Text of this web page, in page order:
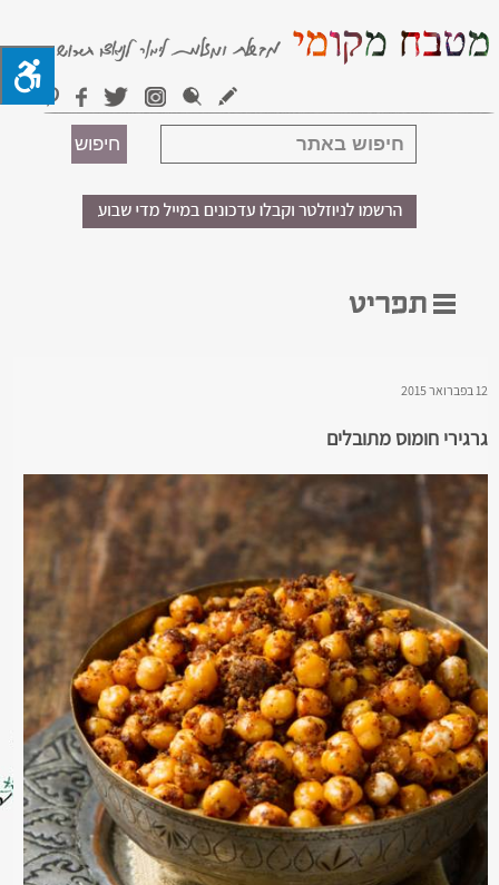
12 בפברואר 2015
גרגירי חומוס מתובלים